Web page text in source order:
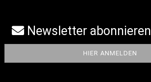
Newsletter abonnieren